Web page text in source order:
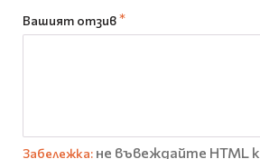
Вашият отзив
Забележка: не въвеждайте HTML